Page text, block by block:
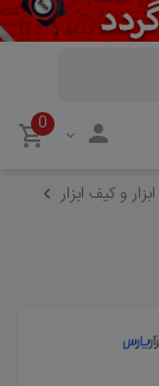
0
و کیف ابزار